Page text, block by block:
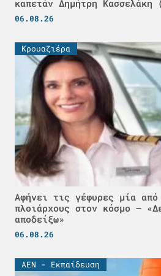
καπετάν Δημήτρη
06.08.26
Κρουαζιέρα
Αφήνει τις γέφυρες μία από
πλοιάρχους στον κόσμο –
αποδείξω»
06.08.26
ΑΕΝ - Εκπαίδευση